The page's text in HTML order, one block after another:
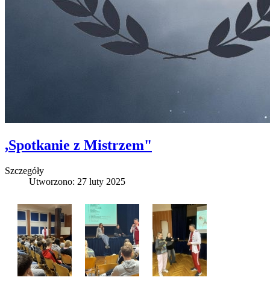
,Spotkanie z Mistrzem"
Szczegóły
Utworzono: 27 luty 2025